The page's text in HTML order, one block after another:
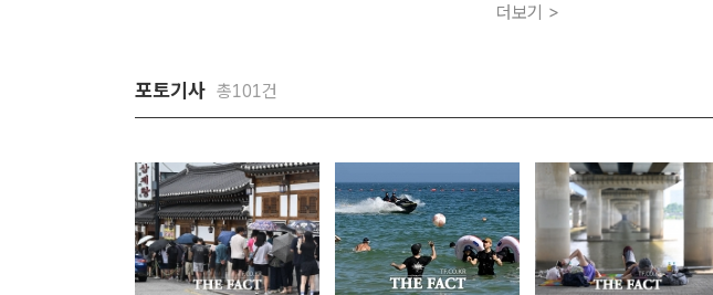
더보기 >
포토기사 총101건